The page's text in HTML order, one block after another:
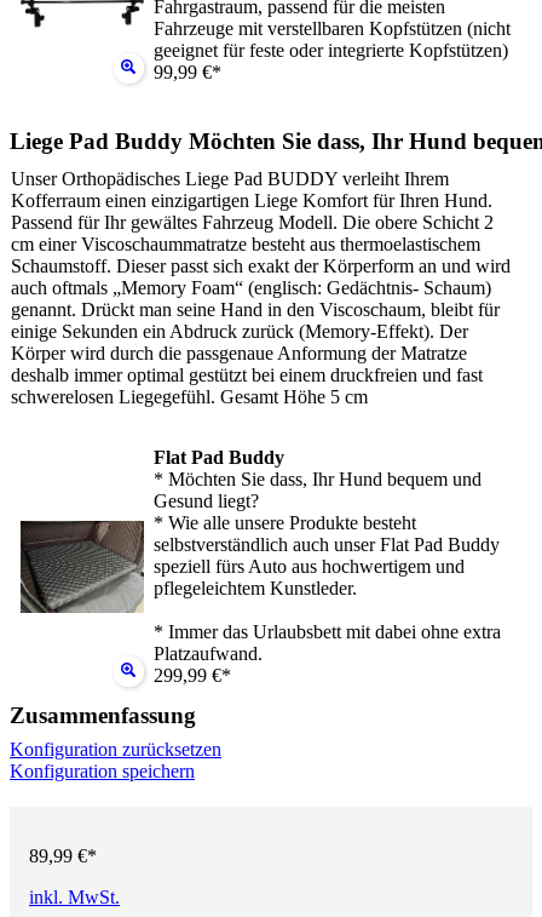
Fahrgastraum, passend für die meisten
Fahrzeuge mit verstellbaren Kopfstützen (nicht
geeignet für feste oder integrierte Kopfstützen)
99,99 €*
Liege Pad Buddy Möchten Sie dass, Ihr Hund
Unser Orthopädisches Liege Pad BUDDY verleiht Ihrem
Kofferraum einen einzigartigen Liege Komfort für Ihren Hund.
Passend für Ihr gewältes Fahrzeug Modell. Die obere Schicht 2
cm einer Viscoschaummatratze besteht aus thermoelastischem
Schaumstoff. Dieser passt sich exakt der Körperform an und wird
auch oftmals „Memory Foam“ (englisch: Gedächtnis- Schaum)
genannt. Drückt man seine Hand in den Viscoschaum, bleibt für
einige Sekunden ein Abdruck zurück (Memory-Effekt). Der
Körper wird durch die passgenaue Anformung der Matratze
deshalb immer optimal gestützt bei einem druckfreien und fast
schwerelosen Liegegefühl. Gesamt Höhe 5 cm
Flat Pad Buddy
* Möchten Sie dass, Ihr Hund bequem und
Gesund liegt?
* Wie alle unsere Produkte besteht
selbstverständlich auch unser Flat Pad Buddy
speziell fürs Auto aus hochwertigem und
pflegeleichtem Kunstleder.
* Immer das Urlaubsbett mit dabei ohne extra
Platzaufwand.
299,99 €*
Zusammenfassung
Konfiguration zurücksetzen
Konfiguration speichern
89,99 €*
inkl. MwSt.